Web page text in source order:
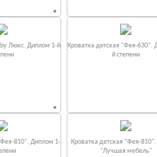
Люкс. Диплом 1-й
Кроватка детская "Фея-630".
й степени
810". Диплом 1-
Кроватка детская "Фея-
"Лучшая мебель"